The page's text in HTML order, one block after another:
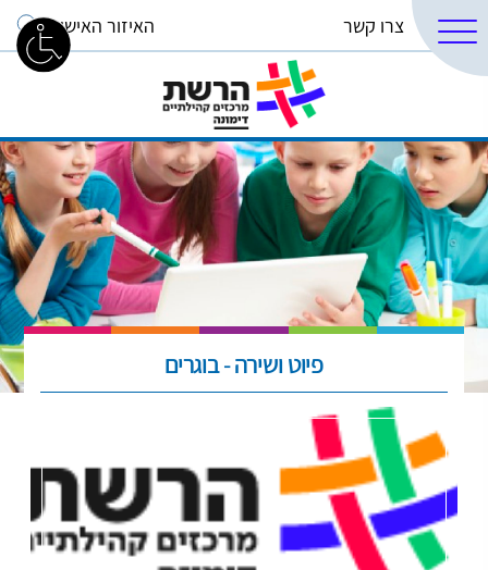
צרו קשר האיזור האישי
פיוט ושירה - בוגרים